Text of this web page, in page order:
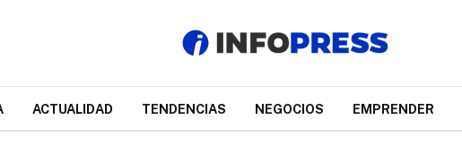
ACTUALIDAD TENDENCIAS NEGOCIOS EMPRENDER